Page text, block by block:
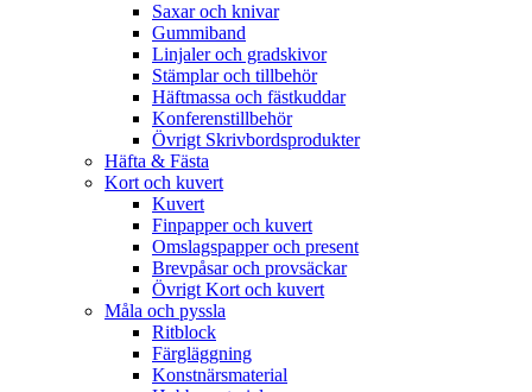
Saxar och knivar
Gummiband
Linjaler och gradskivor
Stämplar och tillbehör
Häftmassa och fästkuddar
Konferenstillbehör
Övrigt Skrivbordsprodukter
Häfta & Fästa
Kort och kuvert
Kuvert
Finpapper och kuvert
Omslagspapper och present
Brevpåsar och provsäckar
Övrigt Kort och kuvert
Måla och pyssla
Ritblock
Färgläggning
Konstnärsmaterial